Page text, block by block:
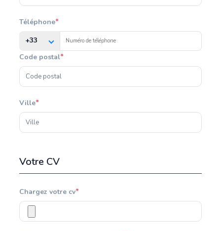
Téléphone*
+33
Code postal*
Ville*
Votre CV
Chargez votre cv*